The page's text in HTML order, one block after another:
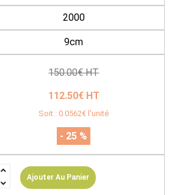
2000
9cm
150.00€ HT
112.50€ HT
Soit : 0.0562€ l'unité
- 25 %
Ajouter Au Panier